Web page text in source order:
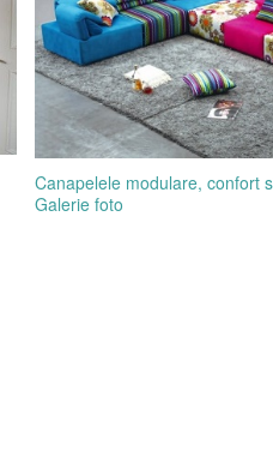
Canapelele modulare, confort
Galerie foto